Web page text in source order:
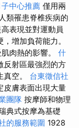
中心推薦 僅用兩
人類罹患脊椎疾病的
表現並對運動員
增加負荷能力。
肉熱的影響。 什
射區最強烈的方
空。 台東徵信社
皮膚表面出現大量
團隊 按摩師和物理
典式按摩為基礎
的服務範圍 1928